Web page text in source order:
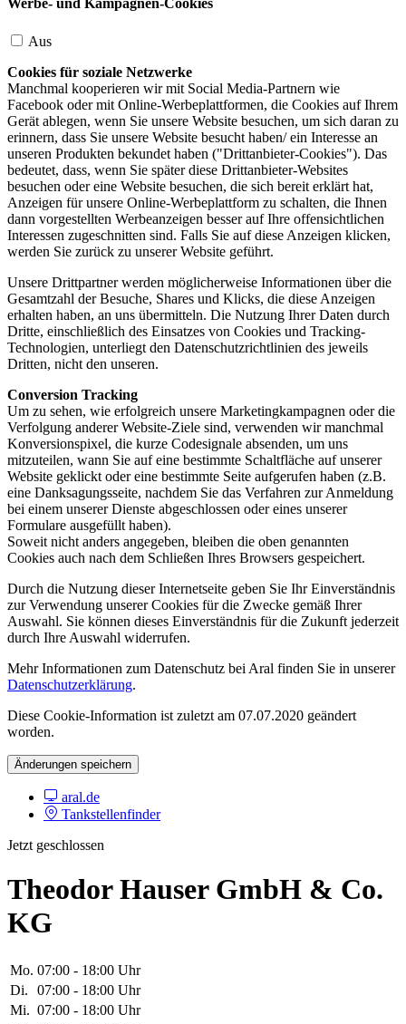
Werbe- und Kampagnen-Cookies
Aus
Cookies für soziale Netzwerke
Manchmal kooperieren wir mit Social Media-Partnern wie
Facebook oder mit Online-Werbeplattformen, die Cookies auf Ihrem
Gerät ablegen, wenn Sie unsere Website besuchen, um sich daran zu
erinnern, dass Sie unsere Website besucht haben/ ein Interesse an
unseren Produkten bekundet haben ("Drittanbieter-Cookies"). Das
bedeutet, dass, wenn Sie später diese Drittanbieter-Websites
besuchen oder eine Website besuchen, die sich bereit erklärt hat,
Anzeigen für unsere Online-Werbeplattform zu schalten, die Ihnen
dann vorgestellten Werbeanzeigen besser auf Ihre offensichtlichen
Interessen zugeschnitten sind. Falls Sie auf diese Anzeigen klicken,
werden Sie zurück zu unserer Website geführt.
Unsere Drittpartner werden möglicherweise Informationen über die
Gesamtzahl der Besuche, Shares und Klicks, die diese Anzeigen
erhalten haben, an uns übermitteln. Die Nutzung Ihrer Daten durch
Dritte, einschließlich des Einsatzes von Cookies und Tracking-
Technologien, unterliegt den Datenschutzrichtlinien des jeweils
Dritten, nicht den unseren.
Conversion Tracking
Um zu sehen, wie erfolgreich unsere Marketingkampagnen oder die
Verfolgung anderer Website-Ziele sind, verwenden wir manchmal
Konversionspixel, die kurze Codesignale absenden, um uns
mitzuteilen, wann Sie auf eine bestimmte Schaltfläche auf unserer
Website geklickt oder eine bestimmte Seite aufgerufen haben (z.B.
eine Danksagungsseite, nachdem Sie das Verfahren zur Anmeldung
bei einem unserer Dienste abgeschlossen oder eines unserer
Formulare ausgefüllt haben).
Soweit nicht anders angegeben, bleiben die oben genannten
Cookies auch nach dem Schließen Ihres Browsers gespeichert.
Durch die Nutzung dieser Internetseite geben Sie Ihr Einverständnis
zur Verwendung unserer Cookies für die Zwecke gemäß Ihrer
Auswahl. Sie können dieses Einverständnis für die Zukunft jederzeit
durch Ihre Auswahl widerrufen.
Mehr Informationen zum Datenschutz bei Aral finden Sie in unserer
Datenschutzerklärung.
Diese Cookie-Information ist zuletzt am 07.07.2020 geändert
worden.
Änderungen speichern
aral.de
Tankstellenfinder
Jetzt geschlossen
Theodor Hauser GmbH & Co.
KG
Mo. 07:00 - 18:00 Uhr
Di.
07:00 - 18:00 Uhr
Mi. 07:00 - 18:00 Uhr